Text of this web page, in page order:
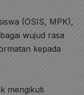
(OSIS, MPK),
wujud rasa
kepada
mengikuti